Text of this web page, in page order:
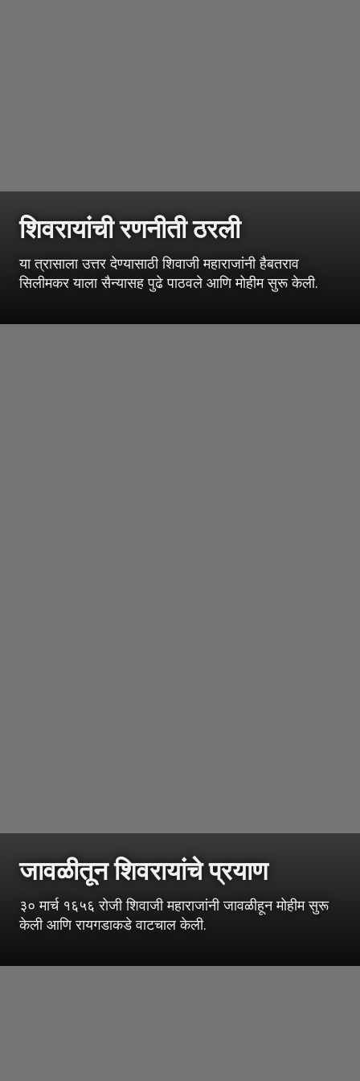
शिवरायांची रणनीती ठरली
या त्रासाला उत्तर देण्यासाठी शिवाजी महाराजांनी हैबतराव
सिलीमकर याला सैन्यासह पुढे पाठवले आणि मोहीम सुरू केली.
जावळीतून शिवरायांचे प्रयाण
३० मार्च १६५६ रोजी शिवाजी महाराजांनी जावळीहून मोहीम सुरू
केली आणि रायगडाकडे वाटचाल केली.